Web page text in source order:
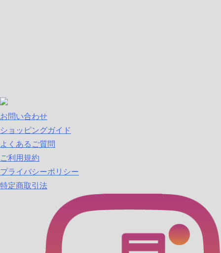
お問い合わせ
ショッピングガイド
よくあるご質問
ご利用規約
プライバシーポリシー
特定商取引法